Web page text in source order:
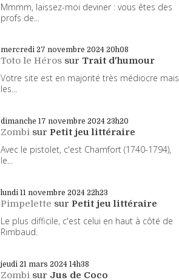
Mmmm, laissez-moi deviner : vous êtes des
profs de...
mercredi 27 novembre 2024 20h08
Toto le Héros sur Trait d'humour
Votre site est en majorité très médiocre mais
les...
dimanche 17 novembre 2024 23h20
Zombi sur Petit jeu littéraire
Avec le pistolet, c'est Chamfort (1740-1794),
le...
lundi 11 novembre 2024 22h23
Pimpelette sur Petit jeu littéraire
Le plus difficile, c'est celui en haut à côté de
Rimbaud.
jeudi 21 mars 2024 14h38
Zombi sur Jus de Coco